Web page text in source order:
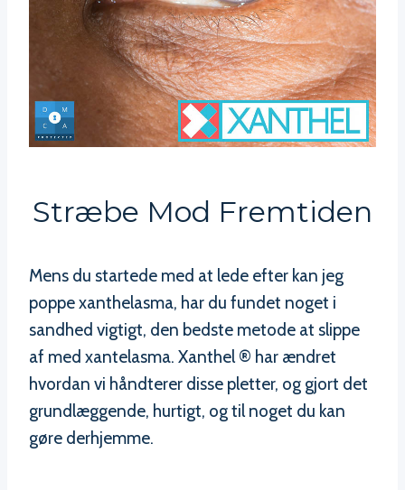
Stræbe Mod Fremtiden
Mens du startede med at lede efter kan jeg
poppe xanthelasma, har du fundet noget i
sandhed vigtigt, den bedste metode at slippe
af med xantelasma. Xanthel ® har ændret
hvordan vi håndterer disse pletter, og gjort det
grundlæggende, hurtigt, og til noget du kan
gøre derhjemme.